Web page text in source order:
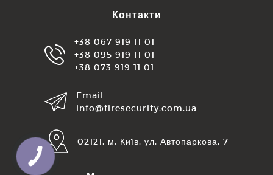
Контакти
+38 067 919 11 01
+38 095 919 11 01
+38 073 919 11 01
Email
info@firesecurity.com.ua
02121, м. Київ, ул. Автопаркова, 7